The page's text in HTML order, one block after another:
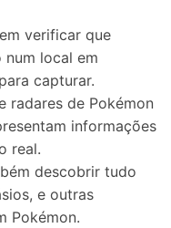
verificar que
num local em
capturar.
radares de Pokémon
informações
real.
descobrir tudo
e outras
Pokémon.